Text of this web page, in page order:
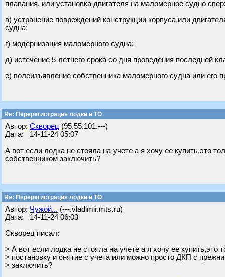
плавания, или установка двигателя на маломерное судно
в) устранение повреждений конструкции корпуса или
судна;
г) модернизация маломерного судна;
д) истечение 5-летнего срока со дня проведения последней
е) волеизъявление собственника маломерного судна или его
Re: Перерегистрация лодки и ТО
Автор: Скворец (95.55.101.---)
Дата: 14-11-24 05:07
А вот если лодка не стояла на учете а я хочу ее купить,это
собственником заключить?
Re: Перерегистрация лодки и ТО
Автор: Чужой... (---.vladimir.mts.ru)
Дата: 14-11-24 06:03
Скворец писал:
> А вот если лодка не стояла на учете а я хочу ее купить,это
> постановку и снятие с учета или можно просто ДКП с
> заключить?